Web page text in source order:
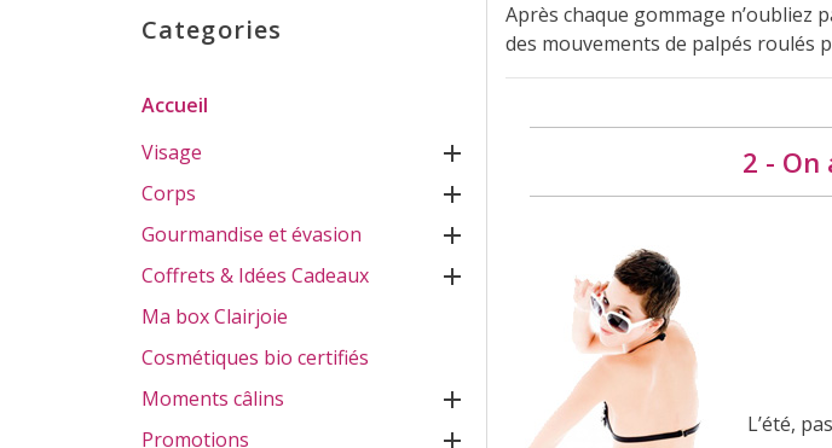
Categories
Accueil
Visage

Corps 
Gourmandise et évasion 
Coffrets & Idées Cadeaux 
Ma box Clairjoie
Cosmétiques bio certifiés
Moments câlins

Promotions 
Après chaque gommage n’oubliez
des mouvements de palpés roulés
2 -
L’été,